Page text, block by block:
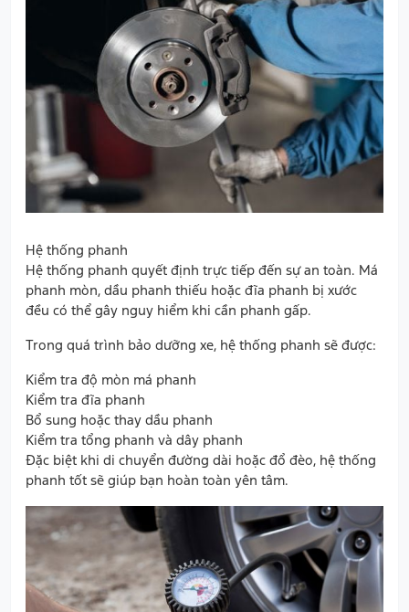
Hệ thống phanh
Hệ thống phanh quyết định trực tiếp đến sự an toàn. Má
phanh mòn, dầu phanh thiếu hoặc đĩa phanh bị xước
đều có thể gây nguy hiểm khi cần phanh gấp.
Trong quá trình bảo dưỡng xe, hệ thống phanh sẽ được:
Kiểm tra độ mòn má phanh
Kiểm tra đĩa phanh
Bổ sung hoặc thay dầu phanh
Kiểm tra tổng phanh và dây phanh
Đặc biệt khi di chuyển đường dài hoặc đổ đèo, hệ thống
phanh tốt sẽ giúp bạn hoàn toàn yên tâm.